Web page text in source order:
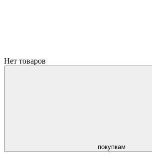
Нет товаров
покупкам